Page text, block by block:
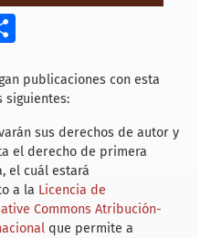
S
e publicaciones con esta
siguientes:
sus derechos de autor y
el derecho de primera
el cuál estará
a la Licencia de
Commons Atribución-
que permite a